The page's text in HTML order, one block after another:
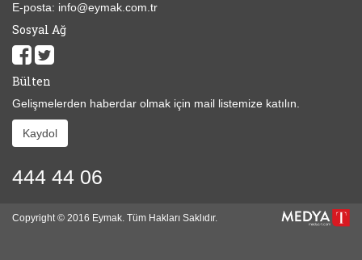
E-posta: info@eymak.com.tr
Sosyal Ağ
Bülten
Gelişmelerden haberdar olmak için mail listemize katılın.
Kaydol
444 44 06
Copyright © 2016 Eymak. Tüm Hakları Saklıdır.